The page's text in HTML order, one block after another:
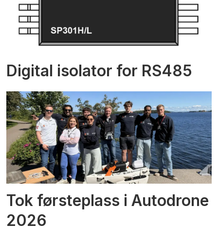
Digital isolator for RS485
Tok førsteplass i Autodrone
2026